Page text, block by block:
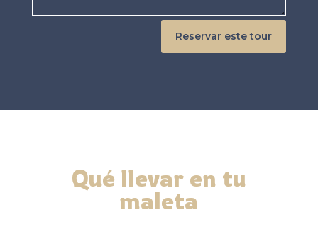
Reservar este tour
Qué llevar en tu
maleta